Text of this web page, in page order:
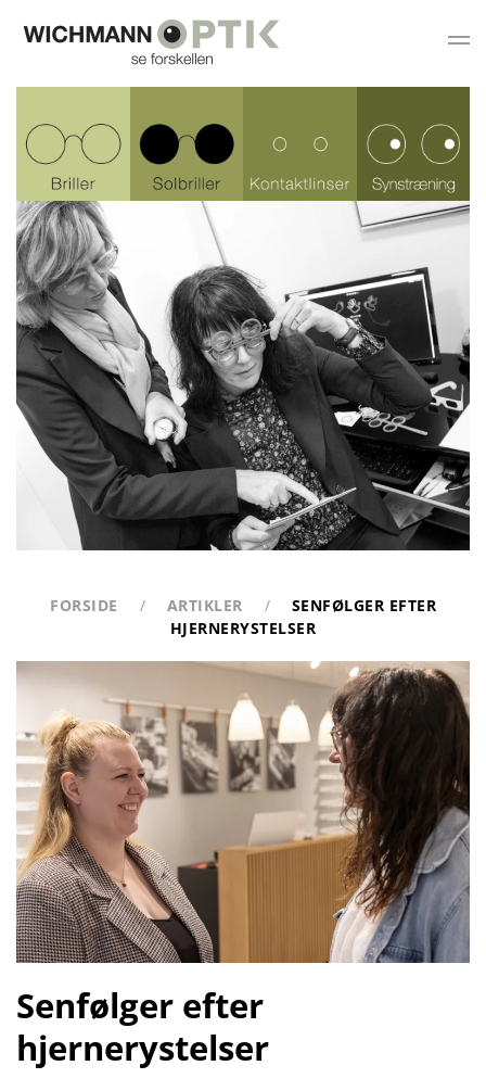
Gå til hovedindhold
FORSIDE ARTIKLER
SENFØLGER EFTER
HJERNERYSTELSER
Senfølger efter
hjernerystelser